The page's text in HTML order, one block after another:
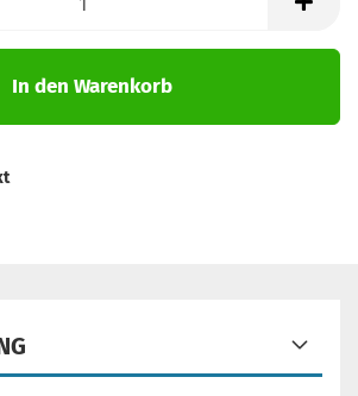
In den Warenkorb